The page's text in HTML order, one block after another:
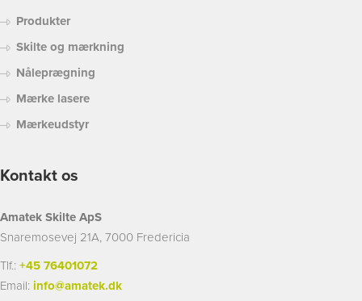
Produkter
Skilte og mærkning
Nåleprægning
Mærke lasere
Mærkeudstyr
Kontakt os
Amatek Skilte ApS
Snaremosevej 21A, 7000 Fredericia
Tlf.: +45 76401072
Email: info@amatek.dk